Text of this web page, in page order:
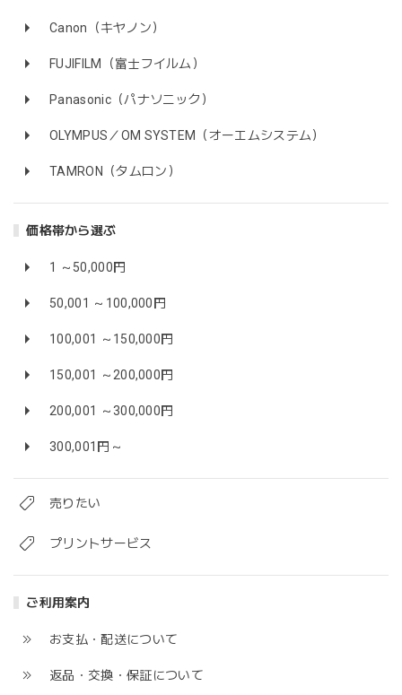
Canon（キヤノン）
FUJIFILM（富士フイルム）
Panasonic（パナソニック）
OLYMPUS／OM SYSTEM（オーエムシステム）
TAMRON（タムロン）
価格帯から選ぶ
1 ～50,000円
50,001 ～100,000円
100,001 ～150,000円
150,001 ～200,000円
200,001 ～300,000円
300,001円～
売りたい
プリントサービス
ご利用案内
お支払・配送について
返品・交換・保証について